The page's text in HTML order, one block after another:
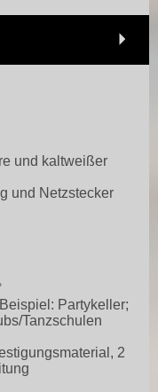
und kaltweißer
und Netzstecker
Partykeller;
Tanzschulen
2